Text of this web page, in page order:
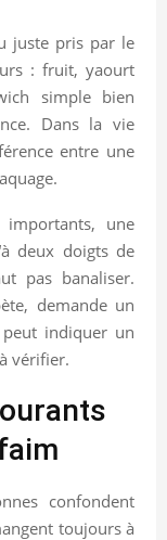
juste pris par le
: fruit, yaourt
simple bien
Dans la vie
entre une
une
deux doigts de
pas banaliser.
demande un
indiquer un
vérifier.
confondent
toujours à